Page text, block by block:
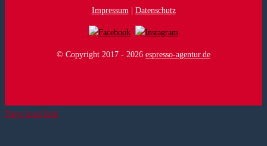
Impressum| Datenschutz
© Copyright 2017 - 2026 espresso-agentur.de
Page load link